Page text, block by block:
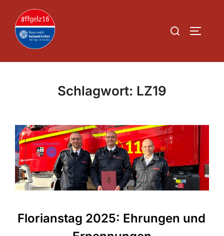
Inhalt
springen
Suchen
Schlagwort: LZ19
Florianstag 2025: Ehrungen und